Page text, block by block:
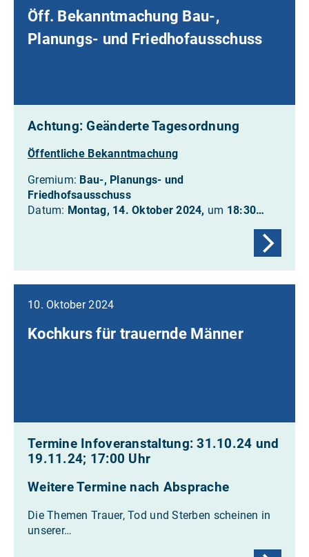
Öff. Bekanntmachung Bau-,
Planungs- und Friedhofausschuss
Achtung: Geänderte Tagesordnung
Öffentliche Bekanntmachung
Gremium: Bau-, Planungs- und
Friedhofsausschuss
Datum: Montag, 14. Oktober 2024, um 18:30…
10. Oktober 2024
Kochkurs für trauernde Männer
Termine Infoveranstaltung: 31.10.24 und
19.11.24; 17:00 Uhr
Weitere Termine nach Absprache
Die Themen Trauer, Tod und Sterben scheinen in
unserer…